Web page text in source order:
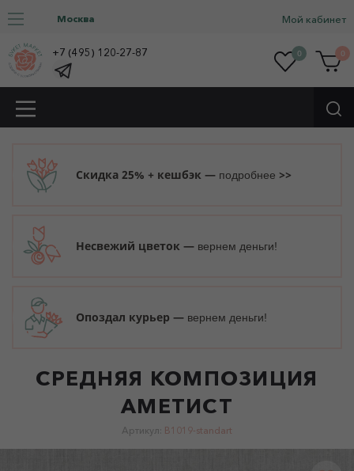
Москва Мой кабинет
+7 (495) 120-27-87 0 0
Скидка 25% + кешбэк — подробнее >>
Несвежий цветок — вернем деньги!
Опоздал курьер — вернем деньги!
СРЕДНЯЯ КОМПОЗИЦИЯ
АМЕТИСТ
Артикул: B1019-standart